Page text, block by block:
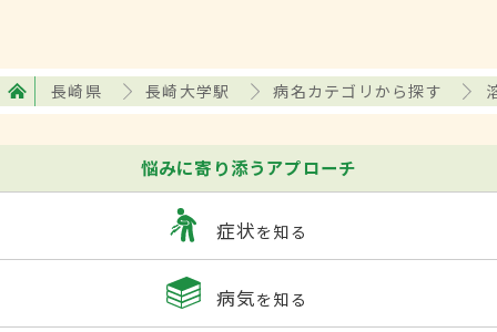
長崎県 長崎大学駅 病名カテゴリから探す
悩みに寄り添うアプローチ
症状を知る
病気を知る